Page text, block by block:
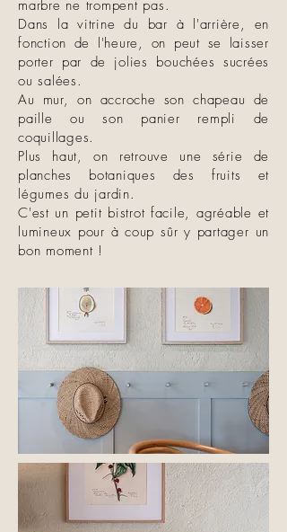
marbre ne trompent pas.
Dans la vitrine du bar à l'arrière, en
fonction de l'heure, on peut se laisser
porter par de jolies bouchées sucrées
ou salées.
Au mur, on accroche son chapeau de
paille ou son panier rempli de
coquillages.
Plus haut, on retrouve une série de
planches botaniques des fruits et
légumes du jardin.
C'est un petit bistrot facile, agréable et
lumineux pour à coup sûr y partager un
bon moment !